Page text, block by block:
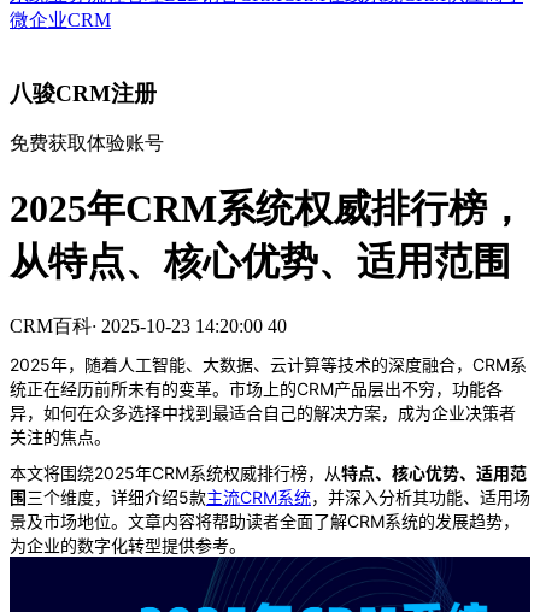
微企业CRM
八骏CRM注册
免费获取体验账号
2025年CRM系统权威排行榜，
从特点、核心优势、适用范围
CRM百科· 2025-10-23 14:20:00 40
2025年，随着人工智能、大数据、云计算等技术的深度融合，CRM系
统正在经历前所未有的变革。市场上的CRM产品层出不穷，功能各
异，如何在众多选择中找到最适合自己的解决方案，成为企业决策者
关注的焦点。
本文将围绕2025年CRM系统权威排行榜，从特点、核心优势、适用范
围三个维度，详细介绍5款主流CRM系统，并深入分析其功能、适用场
景及市场地位。文章内容将帮助读者全面了解CRM系统的发展趋势，
为企业的数字化转型提供参考。